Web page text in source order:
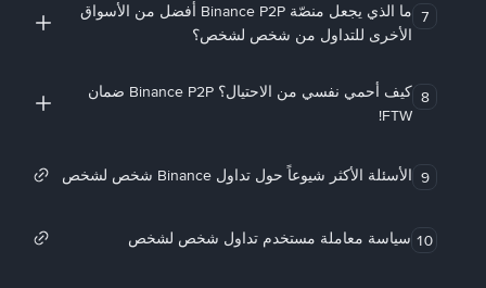
7
ما الذي يجعل منصّة Binance P2P أفضل من الأسواق
الأخرى للتداول من شخص لشخص؟
8
كيف أحمي نفسي من الاحتيال؟ Binance P2P ضمان
FTW!
9 الأسئلة الأكثر شيوعاً حول تداول Binance شخص لشخص
10 سياسة معاملة مستخدم تداول شخص لشخص